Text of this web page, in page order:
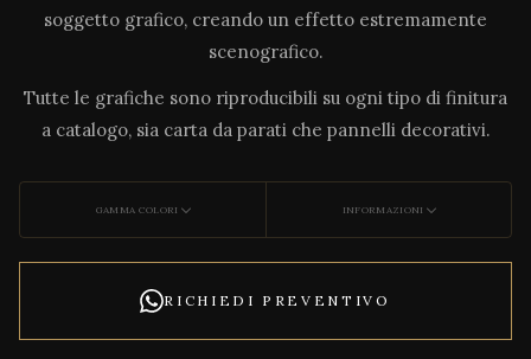
soggetto grafico, creando un effetto estremamente
scenografico.
Tutte le grafiche sono riproducibili su ogni tipo di finitura
a catalogo, sia carta da parati che pannelli decorativi.
GAMMA COLORI INFORMAZIONI
RICHIEDI PREVENTIVO